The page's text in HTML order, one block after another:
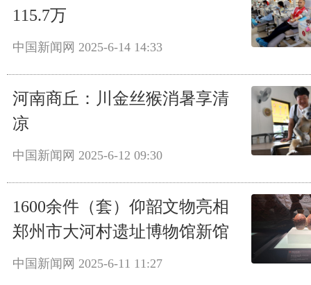
115.7万
中国新闻网 2025-6-14 14:33
河南商丘：川金丝猴消暑享清
凉
中国新闻网 2025-6-12 09:30
1600余件（套）仰韶文物亮相
郑州市大河村遗址博物馆新馆
中国新闻网 2025-6-11 11:27